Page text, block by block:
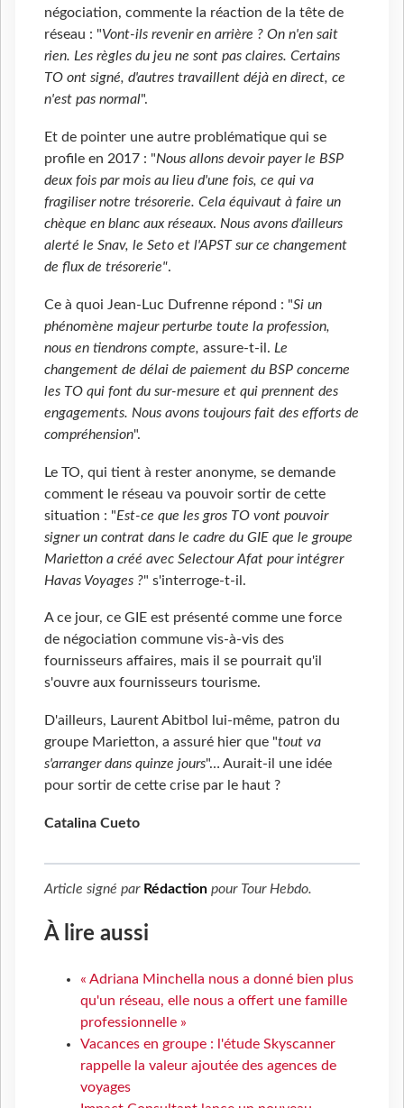
négociation, commente la réaction de la tête de
réseau : "Vont-ils revenir en arrière ? On n'en sait
rien. Les règles du jeu ne sont pas claires. Certains
TO ont signé, d'autres travaillent déjà en direct, ce
n'est pas normal".
Et de pointer une autre problématique qui se
profile en 2017 : "Nous allons devoir payer le BSP
deux fois par mois au lieu d'une fois, ce qui va
fragiliser notre trésorerie. Cela équivaut à faire un
chèque en blanc aux réseaux. Nous avons d'ailleurs
alerté le Snav, le Seto et l'APST sur ce changement
de flux de trésorerie".
Ce à quoi Jean-Luc Dufrenne répond : "Si un
phénomène majeur perturbe toute la profession,
nous en tiendrons compte, assure-t-il. Le
changement de délai de paiement du BSP concerne
les TO qui font du sur-mesure et qui prennent des
engagements. Nous avons toujours fait des efforts de
compréhension".
Le TO, qui tient à rester anonyme, se demande
comment le réseau va pouvoir sortir de cette
situation : "Est-ce que les gros TO vont pouvoir
signer un contrat dans le cadre du GIE que le groupe
Marietton a créé avec Selectour Afat pour intégrer
Havas Voyages ?" s'interroge-t-il.
A ce jour, ce GIE est présenté comme une force
de négociation commune vis-à-vis des
fournisseurs affaires, mais il se pourrait qu'il
s'ouvre aux fournisseurs tourisme.
D'ailleurs, Laurent Abitbol lui-même, patron du
groupe Marietton, a assuré hier que "tout va
s'arranger dans quinze jours"… Aurait-il une idée
pour sortir de cette crise par le haut ?
Catalina Cueto
Article signé par Rédaction pour Tour Hebdo.
À lire aussi
« Adriana Minchella nous a donné bien plus
qu'un réseau, elle nous a offert une famille
professionnelle »
Vacances en groupe : l'étude Skyscanner
rappelle la valeur ajoutée des agences de
voyages